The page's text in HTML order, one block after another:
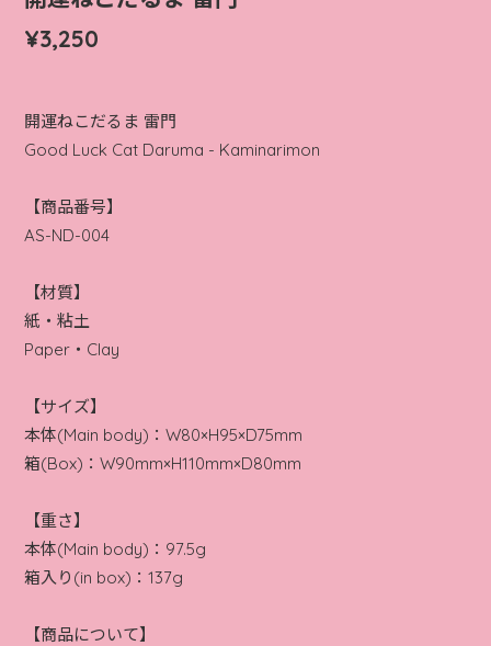
¥3,250
開運ねこだるま 雷門
Good Luck Cat Daruma - Kaminarimon
【商品番号】
AS-ND-004
【材質】
紙・粘土
Paper・Clay
【サイズ】
本体(Main body)：W80×H95×D75mm
箱(Box)：W90mm×H110mm×D80mm
【重さ】
本体(Main body)：97.5g
箱入り(in box)：137g
【商品について】